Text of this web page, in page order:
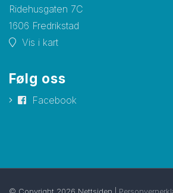
Ridehusgaten 7C
1606 Fredrikstad
Vis i kart
Følg oss
Facebook